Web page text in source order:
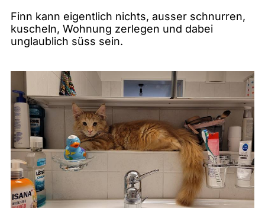
Finn kann eigentlich nichts, ausser schnurren,
kuscheln, Wohnung zerlegen und dabei
unglaublich süss sein.